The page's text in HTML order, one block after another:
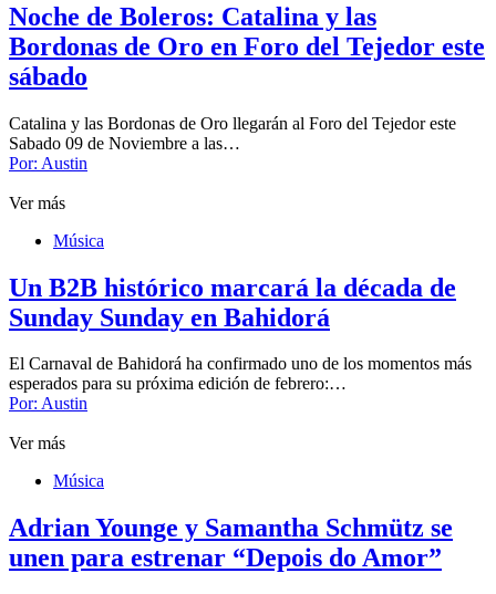
Noche de Boleros: Catalina y las
Bordonas de Oro en Foro del Tejedor este
sábado
Catalina y las Bordonas de Oro llegarán al Foro del Tejedor este
Sabado 09 de Noviembre a las…
Por: Austin
Ver más
Música
Un B2B histórico marcará la década de
Sunday Sunday en Bahidorá
El Carnaval de Bahidorá ha confirmado uno de los momentos más
esperados para su próxima edición de febrero:…
Por: Austin
Ver más
Música
Adrian Younge y Samantha Schmütz se
unen para estrenar “Depois do Amor”